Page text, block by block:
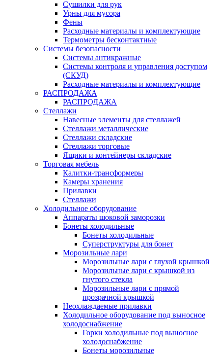
Сушилки для рук
Урны для мусора
Фены
Расходные материалы и комплектующие
Термометры бесконтактные
Системы безопасности
Системы антикражные
Системы контроля и управления доступом
(СКУД)
Расходные материалы и комплектующие
РАСПРОДАЖА
РАСПРОДАЖА
Стеллажи
Навесные элементы для стеллажей
Стеллажи металлические
Стеллажи складские
Стеллажи торговые
Ящики и контейнеры складские
Торговая мебель
Калитки-трансформеры
Камеры хранения
Прилавки
Стеллажи
Холодильное оборудование
Аппараты шоковой заморозки
Бонеты холодильные
Бонеты холодильные
Суперструктуры для бонет
Морозильные лари
Морозильные лари с глухой крышкой
Морозильные лари с крышкой из
гнутого стекла
Морозильные лари с прямой
прозрачной крышкой
Неохлаждаемые прилавки
Холодильное оборудование под выносное
холодоснабжение
Горки холодильные под выносное
холодоснабжение
Бонеты морозильные